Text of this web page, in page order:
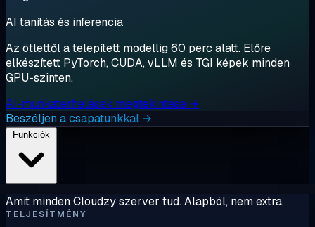
AI tanítás és inferencia
Az ötlettől a telepített modellig 60 perc alatt. Előre
elkészített PyTorch, CUDA, vLLM és TGI képek minden
GPU-szinten.
AI-munkaterhelések megtekintése →
Beszéljen a csapatunkkal →
Amit minden Cloudzy szerver tud. Alapból, nem extra.
TELJESÍTMÉNY